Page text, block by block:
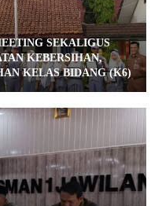
SEKALIGUS
KEBERSIHAN,
KELAS BIDANG (K6)